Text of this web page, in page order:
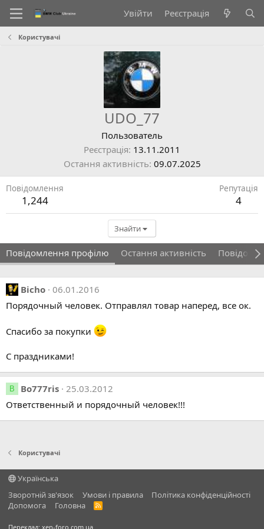
Увійти Реєстрація
Користувачі
UDO_77
Пользователь
Реєстрація 13.11.2011
Остання активність 09.07.2025
Повідомлення
1,244
Репутація
4
Знайти
Повідомлення профілю Остання активність
Bicho 06.01.2016
Порядочный человек. Отправлял товар наперед, все ок.
Спасибо за покупки
С праздниками!
B Bo777ris 25.03.2012
Ответственный и порядочный человек!!!
Користувачі
Українська
Зворотній зв'язок
Умови і правила
Політика конфіденційності
Дoпoмoга
Головна
R
Переклад: xen-foro.com.ua